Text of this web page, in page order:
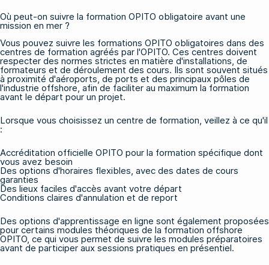
Où peut-on suivre la formation OPITO obligatoire avant une
mission en mer ?
Vous pouvez suivre les formations OPITO obligatoires dans des
centres de formation agréés par l'OPITO. Ces centres doivent
respecter des normes strictes en matière d'installations, de
formateurs et de déroulement des cours. Ils sont souvent situés
à proximité d'aéroports, de ports et des principaux pôles de
l'industrie offshore, afin de faciliter au maximum la formation
avant le départ pour un projet.
Lorsque vous choisissez un centre de formation, veillez à ce qu'il
:
Accréditation officielle OPITO pour la formation spécifique dont
vous avez besoin
Des options d'horaires flexibles, avec des dates de cours
garanties
Des lieux faciles d'accès avant votre départ
Conditions claires d'annulation et de report
Des options d'apprentissage en ligne sont également proposées
pour certains modules théoriques de la formation offshore
OPITO , ce qui vous permet de suivre les modules préparatoires
avant de participer aux sessions pratiques en présentiel.